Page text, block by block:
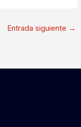
Entrada siguiente →